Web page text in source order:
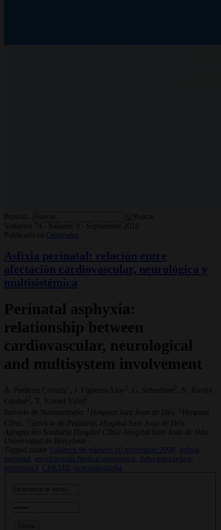
Buscar...
Volumen 74 - Número 8 - Septiembre 2016
Publicado en
Originales
Asfixia perinatal: relación entre
afectación cardiovascular, neurológica y
multisistémica
Perinatal asphyxia:
relationship between
cardiovascular, neurological
and multisystem involvement
À. Pertierra Cortada 1 , J. Figueras Aloy , G. Sebastiani 3
, N. Rovira
Girabal
3 , X. Krauel Vidal 1
Servicio de Neonatología. 1 Hospital Sant Joan de Déu. 2 Hospital
Clínic.
3 Servicio de Pediatría. Hospital Sant Joan de Déu.
Agrupación Sanitaria Hospital Clínic-Hospital Sant Joan de Déu.
Universidad de Barcelona
Tagged under
Volumen 66 número 10 noviembre 2008, asfixia
perinatal,
encefalopatía hipóxicoisquémica, daño miocárdico,
troponina I,
CPKMB, ecocardiografía